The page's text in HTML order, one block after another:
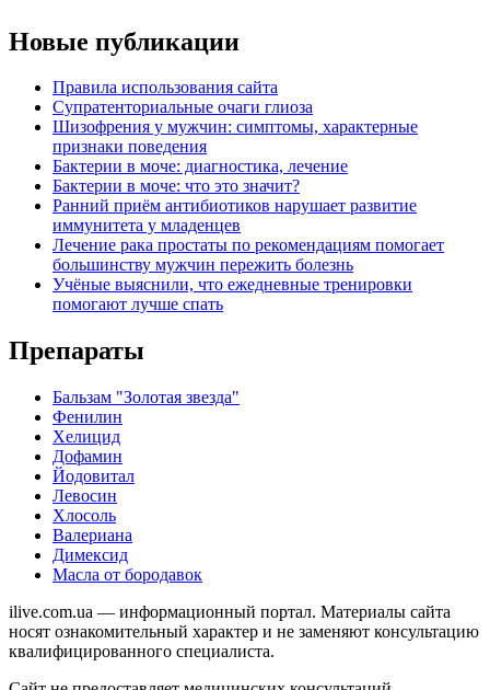
Новые публикации
Правила использования сайта
Супратенториальные очаги глиоза
Шизофрения у мужчин: симптомы, характерные
признаки поведения
Бактерии в моче: диагностика, лечение
Бактерии в моче: что это значит?
Ранний приём антибиотиков нарушает развитие
иммунитета у младенцев
Лечение рака простаты по рекомендациям помогает
большинству мужчин пережить болезнь
Учёные выяснили, что ежедневные тренировки
помогают лучше спать
Препараты
Бальзам "Золотая звезда"
Фенилин
Хелицид
Дофамин
Йодовитал
Левосин
Хлосоль
Валериана
Димексид
Масла от бородавок
ilive.com.ua — информационный портал. Материалы сайта
носят ознакомительный характер и не заменяют консультацию
квалифицированного специалиста.